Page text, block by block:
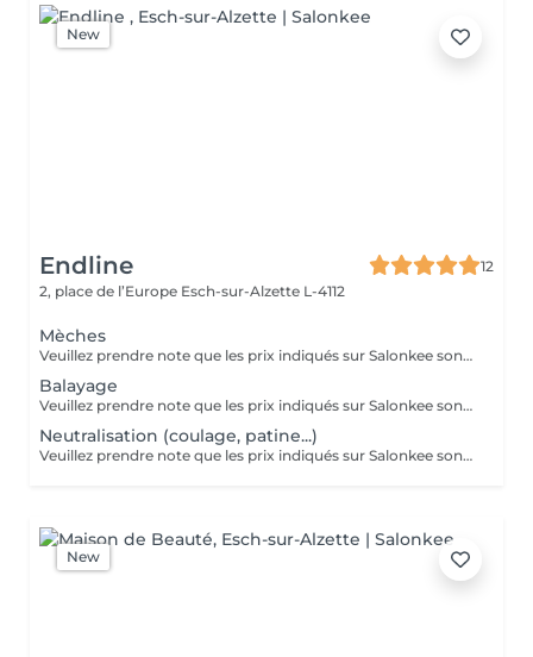
New
Endline
12
2, place de l’Europe Esch-sur-Alzette L-4112
Mèches
Veuillez prendre note que les prix indiqués sur Salonkee sont communiqués à titre informatif et s'entendent de base. Ces derniers sont susceptibles de varier selon le diagnostic réalisé à votre arrivée au salon et l'expertise du professionnel à qui vous confiez votre beauté. Dans tous les cas, un devis précis vous sera proposé et toutes réalisations de prestations seront effectuées avec votre accord. Un grand merci d'avance pour votre compréhension. Au plaisir de vous recevoir très vite.
Balayage
Veuillez prendre note que les prix indiqués sur Salonkee sont communiqués à titre informatif et s'entendent de base. Ces derniers sont susceptibles de varier selon le diagnostic réalisé à votre arrivée au salon et l'expertise du professionnel à qui vous confiez votre beauté. Dans tous les cas, un devis précis vous sera proposé et toutes réalisations de prestations seront effectuées avec votre accord. Un grand merci d'avance pour votre compréhension. Au plaisir de vous recevoir très vite.
Neutralisation (coulage, patine...)
Veuillez prendre note que les prix indiqués sur Salonkee sont communiqués à titre informatif et s'entendent de base. Ces derniers sont susceptibles de varier selon le diagnostic réalisé à votre arrivée au salon et l'expertise du professionnel à qui vous confiez votre beauté. Dans tous les cas, un devis précis vous sera proposé et toutes réalisations de prestations seront effectuées avec votre accord. Un grand merci d'avance pour votre compréhension. Au plaisir de vous recevoir très vite.
New